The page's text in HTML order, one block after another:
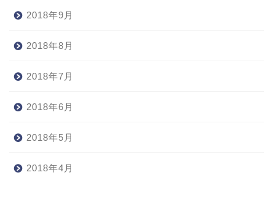
2018年9月
2018年8月
2018年7月
2018年6月
2018年5月
2018年4月